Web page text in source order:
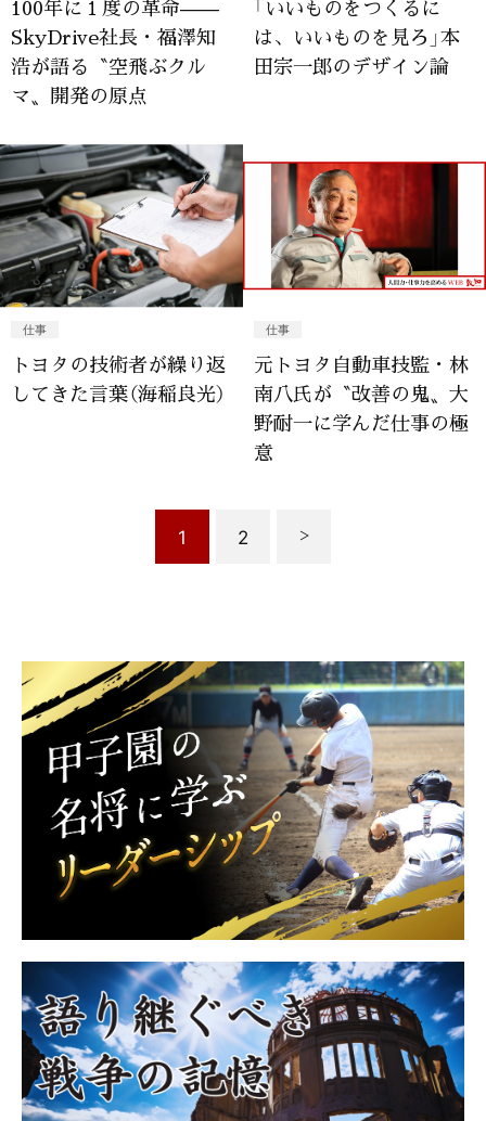
100年に１度の革命——
SkyDrive社長・福澤知
浩が語る〝空飛ぶクル
マ〟開発の原点
「いいものをつくるに
は、いいものを見ろ」本
田宗一郎のデザイン論
仕事
トヨタの技術者が繰り返
してきた言葉（海稲良光）
仕事
元トヨタ自動車技監・林
南八氏が〝改善の鬼〟大
野耐一に学んだ仕事の極
意
1 2